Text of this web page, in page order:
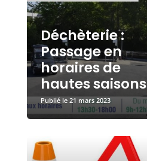
Déchèterie :
Passage en
horaires de
hautes saisons
21 mars 2023